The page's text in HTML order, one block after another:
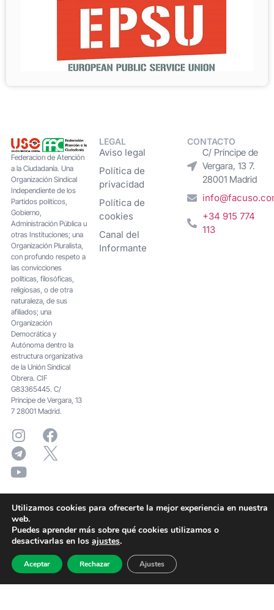
Federacion de Atención
a la Ciudadanía. Una
Organización Sindical
Independiente de los
Partidos políticos,
Gobierno,
Administración Pública u
otras Instituciones; una
Organización Pluralista,
con profundo respeto a
las convicciones
políticas, filosóficas,
religiosas, o de otra
naturaleza, de sus
afiliados; una
Organización
Democrática y
Autónoma dentro la
estructura organizativa
de la Unión Sindical
Obrera. CIF
G83365445. C/
Principe de Vergara, 13
7 28001 Madrid.
LEGAL
Aviso legal
Política de
privacidad
Política de
cookies
Canal del
Informante
CONTACTO
C/ Príncipe de
Vergara, 13 7.
28001 Madrid
+34 915 774
113
Utilizamos cookies para ofrecerte la mejor experiencia en nuestra
web.
Puedes aprender más sobre qué cookies utilizamos o
desactivarlas en los ajustes.
Aceptar Rechazar Ajustes